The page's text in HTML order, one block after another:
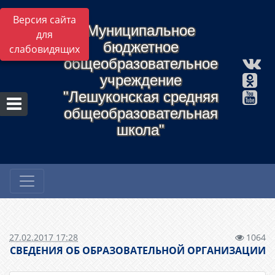
Версия сайта
для
слабовидящих
Муниципальное
бюджетное
общеобразовательное
учреждение
"Лешуконская средняя
общеобразовательная
школа"
27.02.2017 17:28 1064
СВЕДЕНИЯ ОБ ОБРАЗОВАТЕЛЬНОЙ ОРГАНИЗАЦИИ